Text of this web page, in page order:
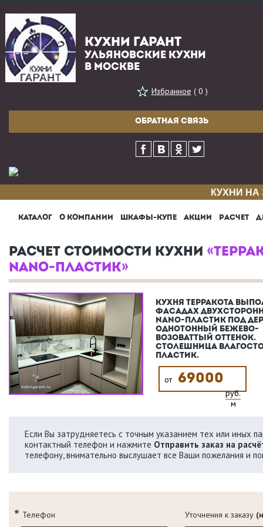
КУХНИ ГАРАНТ
УЛЬЯНОВСКИЕ КУХНИ
В МОСКВЕ
Избранное ( 0 )
ОБРАТНАЯ СВЯЗЬ
КУХНИ
КАТАЛОГ О КОМПАНИИ ШКАФЫ-КУПЕ АКЦИИ РАСЧЕТ
РАСЧЕТ СТОИМОСТИ КУХНИ
NANO-ПЛАСТИК»
КУХНЯ ТЕРРАКОТА
ФАСАДАХ
NANO-ПЛАСТИК ПОД
ОДНОТОННЫЙ БЕЖЕВО-
ВОЗОВАТТЫЙ ОТТЕНОК.
СТОЛЕШНИЦА
ПЛАСТИК.
от 69000
руб.
м
Если Вы затрудняетесь с точным указанием тех или иных
контактный телефон и нажмите Отправить заказ на
телефону, внимательно выслушает все Ваши пожелания и
Телефон Уточнения к заказу